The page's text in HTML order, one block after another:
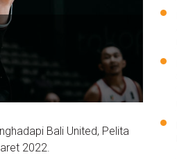
Bali United, Pelita
2022.